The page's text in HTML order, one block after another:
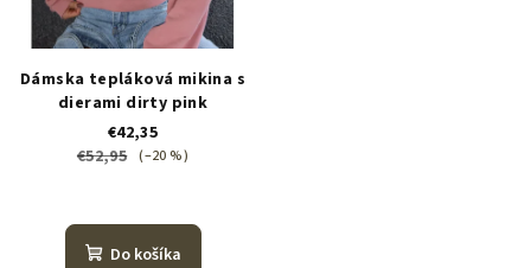
Dámska tepláková mikina s
dierami dirty pink
€42,35
€52,95 (–20 %)
Do košíka